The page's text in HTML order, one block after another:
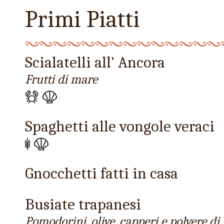
Primi Piatti
Scialatelli all' Ancora
Frutti di mare
Spaghetti alle vongole veraci
Gnocchetti fatti in casa
Busiate trapanesi